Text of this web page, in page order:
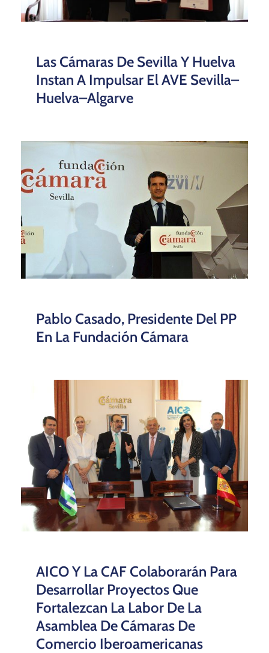
Las Cámaras De Sevilla Y Huelva
Instan A Impulsar El AVE Sevilla–
Huelva–Algarve
Pablo Casado, Presidente Del PP
En La Fundación Cámara
AICO Y La CAF Colaborarán Para
Desarrollar Proyectos Que
Fortalezcan La Labor De La
Asamblea De Cámaras De
Comercio Iberoamericanas